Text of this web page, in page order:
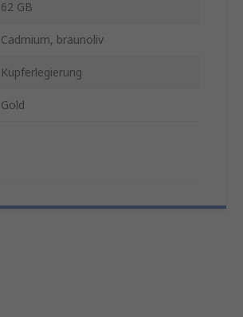
62 GB
Cadmium, braunoliv
Kupferlegierung
Gold